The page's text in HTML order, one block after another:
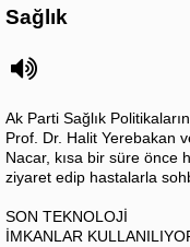
Sağlık
Ak Parti Sağlık
Prof. Dr. Halit Yerebakan
Nacar, kısa bir süre önce
ziyaret edip hastalarla
SON TEKNOLOJİ
İMKANLAR